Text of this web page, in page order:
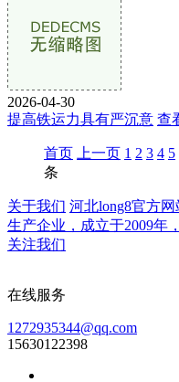
2026-04-30
提高铁运力具有严沉意 查
首页 上一页 1 2 3 4 5
条
关于我们 河北long8官方
生产企业，成立于2009年
关注我们
在线服务
1272935344@qq.com
15630122398